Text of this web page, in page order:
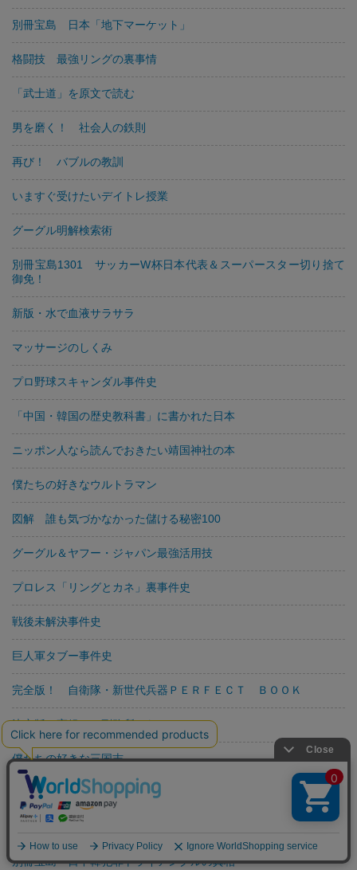
別冊宝島 日本「地下マーケット」
格闘技 最強リングの裏事情
「武士道」を原文で読む
男を磨く！ 社会人の鉄則
再び！ バブルの教訓
いますぐ受けたいデイトレ授業
グーグル明解検索術
別冊宝島1301 サッカーW杯日本代表＆スーパースター切り捨て
御免！
新版・水で血液サラサラ
マッサージのしくみ
プロ野球スキャンダル事件史
「中国・韓国の歴史教科書」に書かれた日本
ニッポン人なら読んでおきたい靖国神社の本
僕たちの好きなウルトラマン
図解 誰も気づかなかった儲ける秘密100
グーグル＆ヤフー・ジャパン最強活用技
プロレス「リングとカネ」裏事件史
戦後未解決事件史
巨人軍タブー事件史
完全版！ 自衛隊・新世代兵器ＰＥＲＦＥＣＴ ＢＯＯＫ
決定版 実録！ 刑務所のなか
僕たちの好きな三国志
身の毛もよだつ殺人者たち
別冊宝島 日中韓犯罪トライアングルの真相